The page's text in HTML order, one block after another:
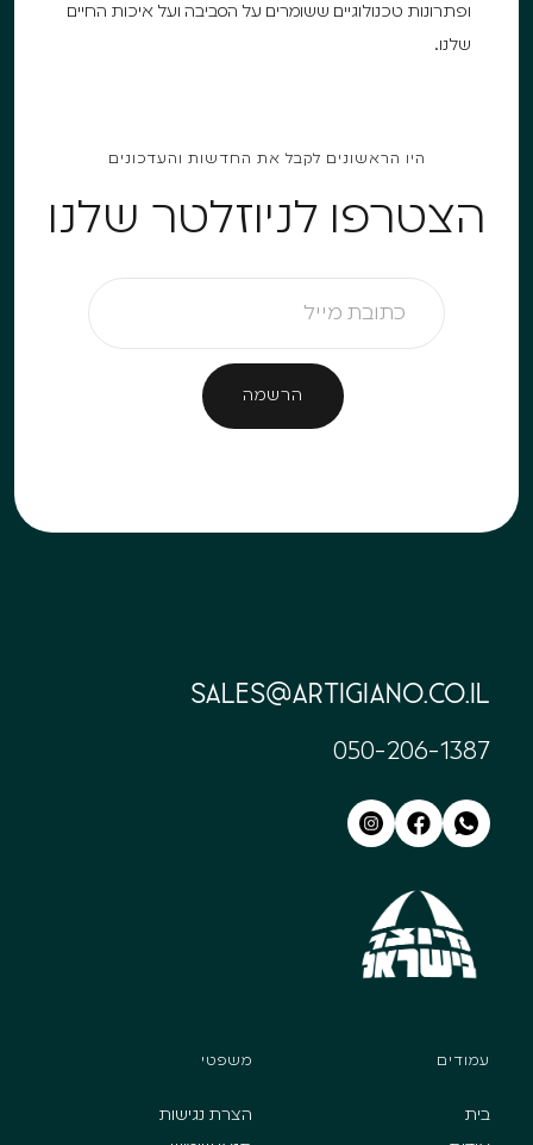
ופתרונות טכנולוגיים ששומרים על הסביבה ועל איכות החיים
שלנו.
היו הראשונים לקבל את החדשות והעדכונים
הצטרפו לניוזלטר שלנו
sales@artigiano.co.il
050-206-1387
עמודים
בית
משפטי
הצרת נגישות